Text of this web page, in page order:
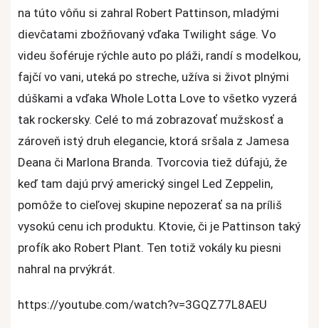
na túto vôňu si zahral Robert Pattinson, mladými
dievčatami zbožňovaný vďaka Twilight ságe. Vo
videu šoféruje rýchle auto po pláži, randí s modelkou,
fajčí vo vani, uteká po streche, užíva si život plnými
dúškami a vďaka Whole Lotta Love to všetko vyzerá
tak rockersky. Celé to má zobrazovať mužskosť a
zároveň istý druh elegancie, ktorá sršala z Jamesa
Deana či Marlona Branda. Tvorcovia tiež dúfajú, že
keď tam dajú prvý americký singel Led Zeppelin,
pomôže to cieľovej skupine nepozerať sa na príliš
vysokú cenu ich produktu. Ktovie, či je Pattinson taký
profík ako Robert Plant. Ten totiž vokály ku piesni
nahral na prvýkrát.
https://youtube.com/watch?v=3GQZ77L8AEU